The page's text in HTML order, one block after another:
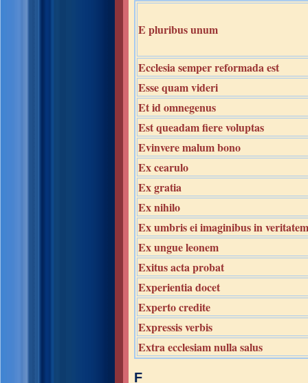
E pluribus unum
Ecclesia semper reformada est
Esse quam videri
Et id omnegenus
Est queadam fiere voluptas
Evinvere malum bono
Ex cearulo
Ex gratia
Ex nihilo
Ex umbris ei imaginibus in veritatem
Ex ungue leonem
Exitus acta probat
Experientia docet
Experto credite
Expressis verbis
Extra ecclesiam nulla salus
F